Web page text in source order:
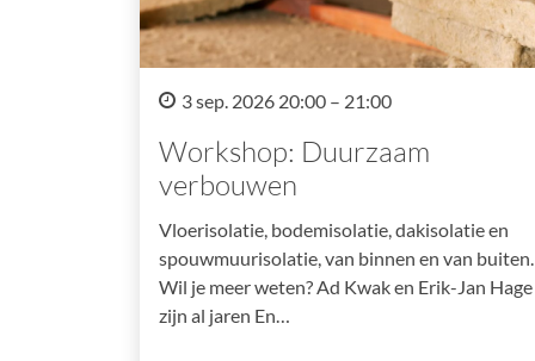
3 sep. 2026 20:00 – 21:00
Workshop: Duurzaam
verbouwen
Vloerisolatie, bodemisolatie, dakisolatie en
spouwmuurisolatie, van binnen en van buiten.
Wil je meer weten? Ad Kwak en Erik-Jan Hage
zijn al jaren En…